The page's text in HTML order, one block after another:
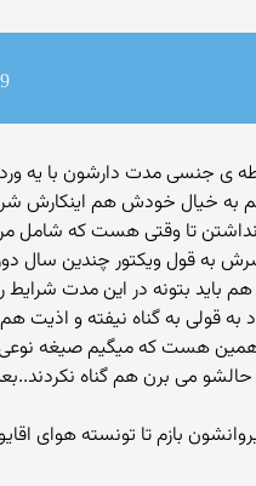
ی جنسی مدت دارشون با یه
هم به خیال خودش هم
تا وقتی هست که شامل
قول ویکتور چندین سال
باید بتونه در این مدت
به قولی به گناه نیفته و
هست که میگیم صیغه
داشتن همسر به قول خودشون شرعی هم ارتباطی داشته باشند اونم همزمان
بازم تا تونسته هوای